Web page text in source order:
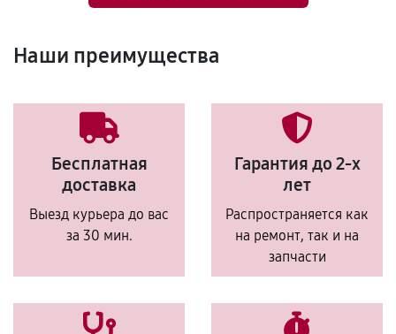
Наши преимущества
Бесплатная
доставка
Выезд курьера до вас
за 30 мин.
Гарантия до 2-х
лет
Распространяется как
на ремонт, так и на
запчасти